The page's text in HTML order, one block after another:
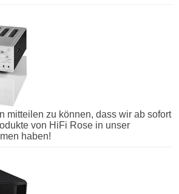
mitteilen zu können, dass wir ab sofort
von HiFi Rose in unser
haben!